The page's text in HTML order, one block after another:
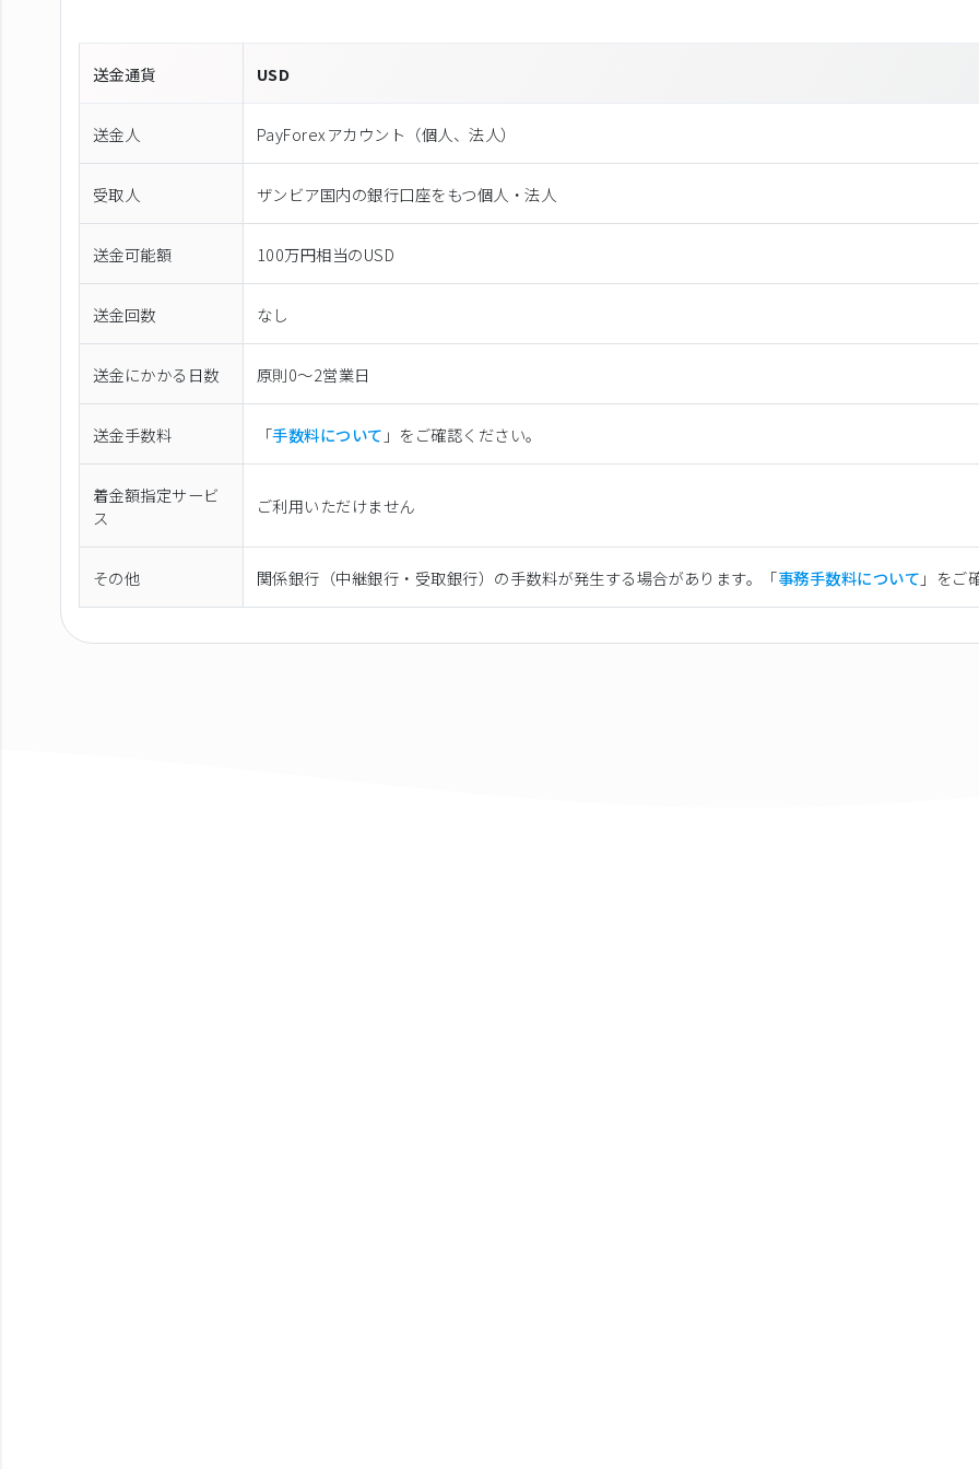
送金通貨 USD
送金人 PayForexアカウント（個⼈、法⼈）
受取人 ザンビア国内の銀行口座をもつ個人・法人
送金可能額 100万円相当のUSD
送金回数 なし
送金にかかる日数 原則0〜2営業日
送金手数料 「手数料について 」をご確認ください。
着金額指定サービ
ス
ご利用いただけません
その他 関係銀行（中継銀行・受取銀行）の手数料が発生する場合があります。「事務手数料について 」をご